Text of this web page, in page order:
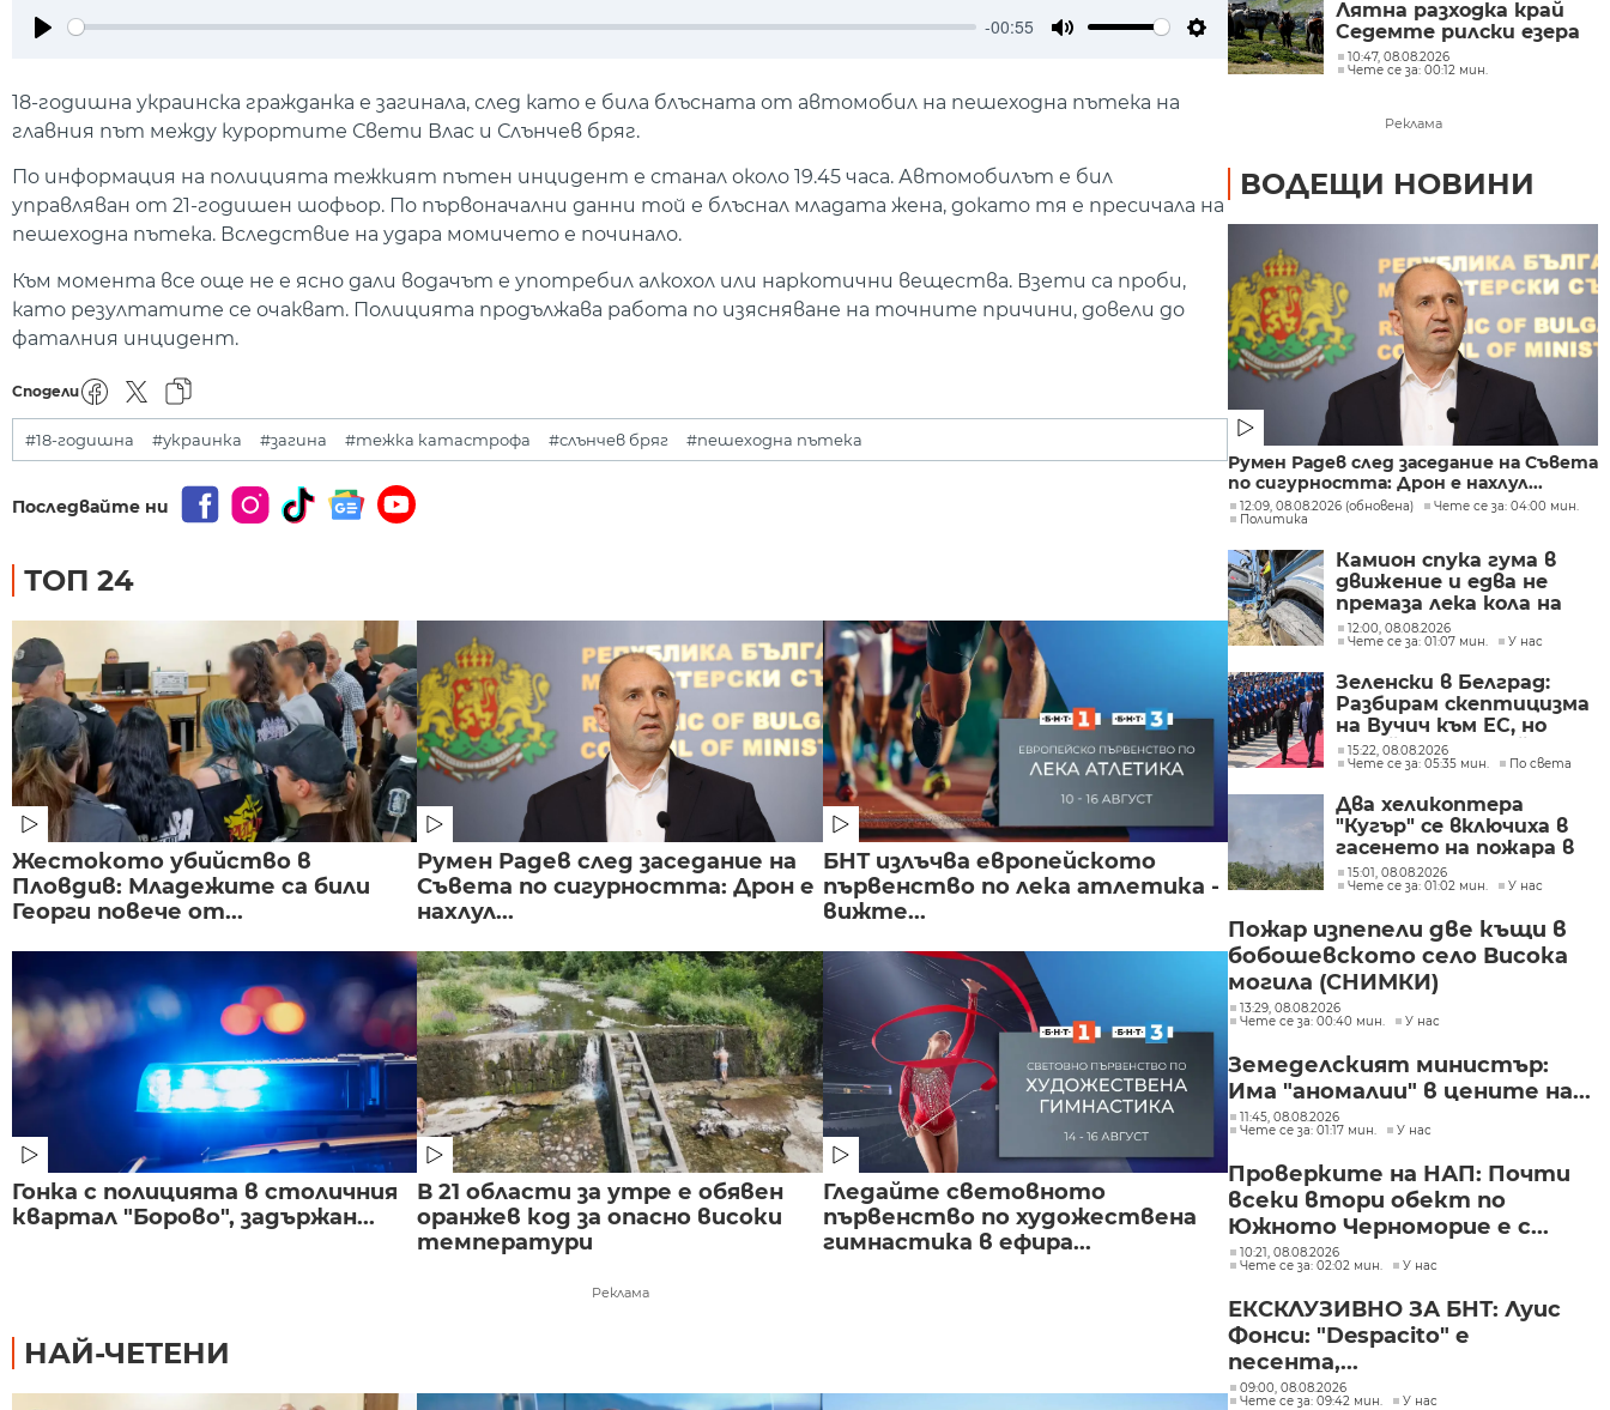
-00:55
Settings
18-годишна украинска гражданка е загинала, след като е била блъсната от автомобил на пешеходна пътека на
главния път между курортите Свети Влас и Слънчев бряг.
По информация на полицията тежкият пътен инцидент е станал около 19.45 часа. Автомобилът е бил
управляван от 21-годишен шофьор. По първоначални данни той е блъснал младата жена, докато тя е пресичала на
пешеходна пътека. Вследствие на удара момичето е починало.
Към момента все още не е ясно дали водачът е употребил алкохол или наркотични вещества. Взети са проби,
като резултатите се очакват. Полицията продължава работа по изясняване на точните причини, довели до
фаталния инцидент.
Сподели
#18-годишна #украинка #загина #тежка катастрофа #слънчев бряг #пешеходна пътека
Последвайте ни
ТОП 24
Жестокото убийство в
Пловдив: Младежите са били
Георги повече от...
Румен Радев след заседание на
Съвета по сигурността: Дрон е
нахлул...
БНТ излъчва европейското
първенство по лека атлетика -
вижте...
Гонка с полицията в столичния
квартал "Борово", задържан...
В 21 области за утре е обявен
оранжев код за опасно високи
температури
Гледайте световното
първенство по художествена
гимнастика в ефира...
Реклама
НАЙ-ЧЕТЕНИ
Лятна разходка край
Седемте рилски езера
(СНИМКИ)
10:47, 08.08.2026
Чете се за: 00:12 мин.
Реклама
ВОДЕЩИ НОВИНИ
Румен Радев след заседание на Съвета
по сигурността: Дрон е нахлул...
12:09, 08.08.2026 (обновена)
Чете се за: 04:00 мин.
Политика
Камион спука гума в
движение и едва не
премаза лека кола на
Подбалканския път
(СНИМКИ)
12:00, 08.08.2026
Чете се за: 01:07 мин.
У нас
Зеленски в Белград:
Разбирам скептицизма
на Вучич към ЕС, но
Украйна е във война и
няма време за
скептицизъм
15:22, 08.08.2026
Чете се за: 05:35 мин.
По света
Два хеликоптера
"Кугър" се включиха в
гасенето на пожара в
Асеновградско
(СНИМКИ)
15:01, 08.08.2026
Чете се за: 01:02 мин.
У нас
Пожар изпепели две къщи в
бобошевското село Висока
могила (СНИМКИ)
13:29, 08.08.2026
Чете се за: 00:40 мин.
У нас
Земеделският министър:
Има "аномалии" в цените на...
11:45, 08.08.2026
Чете се за: 01:17 мин.
У нас
Проверките на НАП: Почти
всеки втори обект по
Южното Черноморие е с...
10:21, 08.08.2026
Чете се за: 02:02 мин.
У нас
ЕКСКЛУЗИВНО ЗА БНТ: Луис
Фонси: "Despacito" е
песента,...
09:00, 08.08.2026
Чете се за: 09:42 мин.
У нас